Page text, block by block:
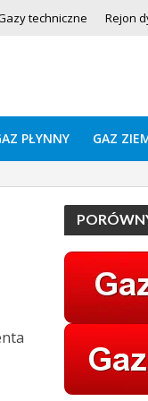
techniczne Rejon
PŁYNNY GAZ